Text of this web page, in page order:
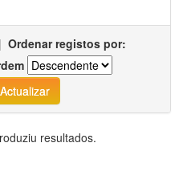
| Ordenar registos por:
resultados.